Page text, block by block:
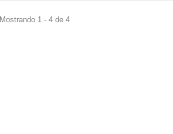
Mostrando 1 - 4 de 4